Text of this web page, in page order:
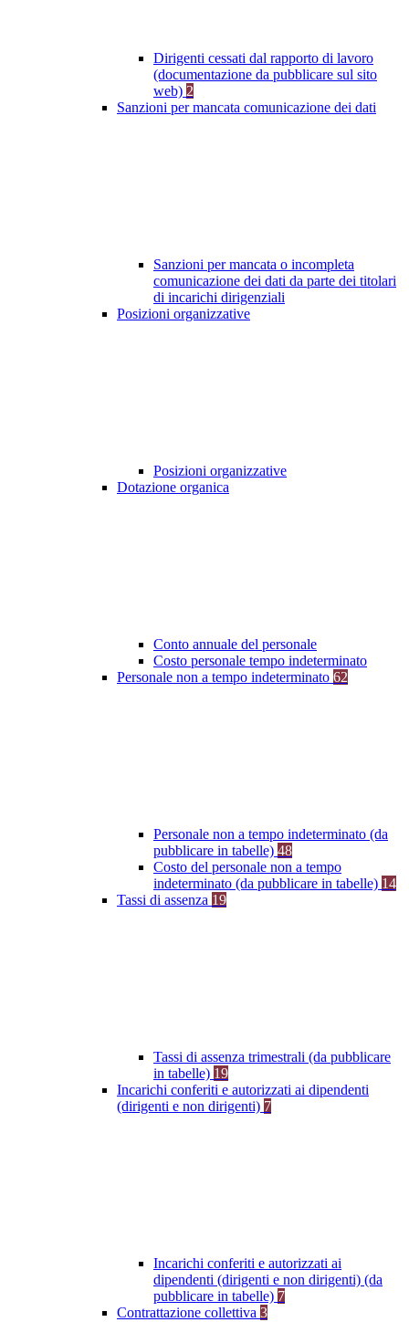
Dirigenti cessati dal rapporto di lavoro
(documentazione da pubblicare sul sito
web) 2
Sanzioni per mancata comunicazione dei dati
Sanzioni per mancata o incompleta
comunicazione dei dati da parte dei titolari
di incarichi dirigenziali
Posizioni organizzative
Posizioni organizzative
Dotazione organica
Conto annuale del personale
Costo personale tempo indeterminato
Personale non a tempo indeterminato 62
Personale non a tempo indeterminato (da
pubblicare in tabelle) 48
Costo del personale non a tempo
indeterminato (da pubblicare in tabelle) 14
Tassi di assenza 19
Tassi di assenza trimestrali (da pubblicare
in tabelle) 19
Incarichi conferiti e autorizzati ai dipendenti
(dirigenti e non dirigenti) 7
Incarichi conferiti e autorizzati ai
dipendenti (dirigenti e non dirigenti) (da
pubblicare in tabelle) 7
Contrattazione collettiva 3